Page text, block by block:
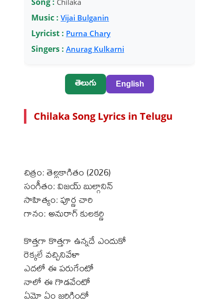
Music : Vijai Bulganin
Lyricist : Purna Chary
Singers : Anurag Kulkarni
తెలుగు English
Chilaka Song Lyrics in Telugu
చిత్రం: తెల్లకాగితం (2026)
సంగీతం: విజయ్ బుల్గానిన్
సాహిత్యం: పూర్ణ చారి
గానం: అనురాగ్ కులకర్ణి
కొత్తగా కొత్తగా ఉన్నదే ఎందుకో
రెక్కలే వచ్చినివేళా
ఎదలో ఈ పరుగేంటో
నాలో ఈ గొడవేంటో
ఏమో ఏం జరిగిందో